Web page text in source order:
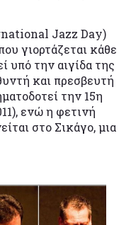
Jazz Day)
γιορτάζεται κάθε
υπό την αιγίδα της
και πρεσβευτή
την 15η
ενώ η φετινή
στο Σικάγο, μια